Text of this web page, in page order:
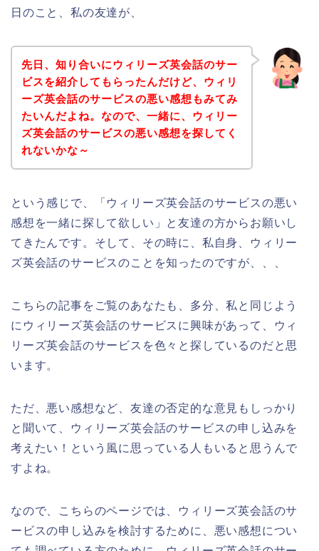
日のこと、私の友達が、
先日、知り合いにウィリーズ英会話のサー
ビスを紹介してもらったんだけど、ウィリ
ーズ英会話のサービスの悪い感想もみてみ
たいんだよね。なので、一緒に、ウィリー
ズ英会話のサービスの悪い感想を探してく
れないかな～
という感じで、「ウィリーズ英会話のサービスの悪い
感想を一緒に探して欲しい」と友達の方からお願いし
てきたんです。そして、その時に、私自身、ウィリー
ズ英会話のサービスのことを知ったのですが、、、
こちらの記事をご覧のあなたも、多分、私と同じよう
にウィリーズ英会話のサービスに興味があって、ウィ
リーズ英会話のサービスを色々と探しているのだと思
います。
ただ、悪い感想など、友達の否定的な意見もしっかり
と聞いて、ウィリーズ英会話のサービスの申し込みを
考えたい！という風に思っている人もいると思うんで
すよね。
なので、こちらのページでは、ウィリーズ英会話のサ
ービスの申し込みを検討するために、悪い感想につい